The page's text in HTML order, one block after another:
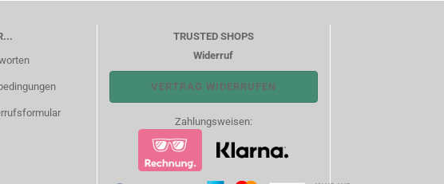
TRUSTED SHOPS
Widerruf
VERTRAG WIDERRUFEN
Zahlungsweisen: